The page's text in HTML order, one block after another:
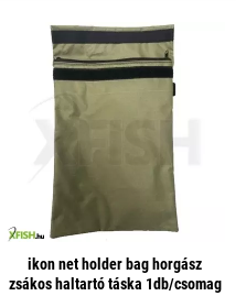
ikon net holder bag horgász
zsákos haltartó táska 1db/csomag